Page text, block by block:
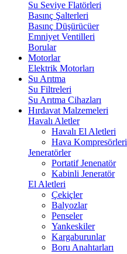
Su Seviye Flatörleri
Basınç Şalterleri
Basınç Düşürücüer
Emniyet Ventilleri
Borular
Motorlar
Elektrik Motorları
Su Arıtma
Su Filtreleri
Su Arıtma Cihazları
Hırdavat Malzemeleri
Havalı Aletler
Havalı El Aletleri
Hava Kompresörleri
Jeneratörler
Portatif Jenenatör
Kabinli Jeneratör
El Aletleri
Çekiçler
Balyozlar
Penseler
Yankeskiler
Kargaburunlar
Boru Anahtarları